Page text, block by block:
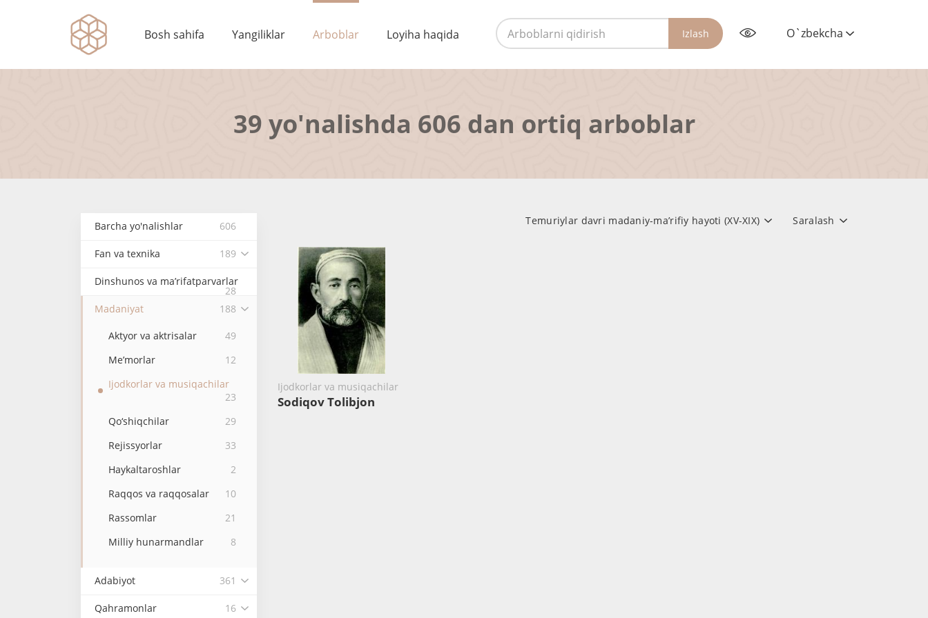
Bosh sahifa Yangiliklar Arboblar Loyiha haqida Izlash O`zbekcha
39 yo'nalishda 606 dan ortiq arboblar
Barcha yo'nalishlar 606
Fan va texnika 189
Dinshunos va ma’rifatparvarlar
28
Madaniyat
188
Aktyor va aktrisalar
49
Me’morlar
12
Ijodkorlar va musiqachilar
23
Qo‘shiqchilar
29
Rejissyorlar
33
Haykaltaroshlar
2
Raqqos va raqqosalar
10
Rassomlar
21
Milliy hunarmandlar
8
Adabiyot 361
Qahramonlar 16
Saralash
Temuriylar davri madaniy-ma’rifiy hayoti (XV-XIX)
Ijodkorlar va musiqachilar
Sodiqov Tolibjon